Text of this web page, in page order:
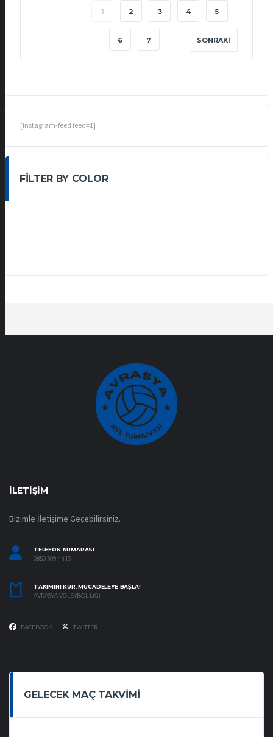
1 2 3 4 5
6 7 SONRAKI
[instagram-feed feed=1]
FILTER BY COLOR
İLETIŞIM
Bizimle İletişime Geçebilirsiniz.
TELEFON NUMARASI
0850 309 44 13
TAKIMINI KUR, MÜCADELEYE BAŞLA!
AVRASYA VOLEYBOL LIGI
FACEBOOK TWITTER
GELECEK MAÇ TAKVIMI